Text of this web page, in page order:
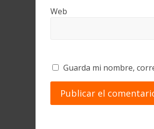
Web
Guarda mi nombre,